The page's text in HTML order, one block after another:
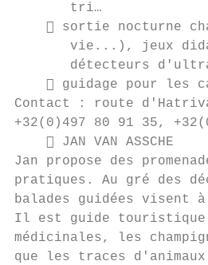
       tri…
 sortie nocturne
vie...), jeux
détecteurs
 guidage pour les
Contact : route
+32(0)497 80 91 35,
     JAN VAN ASSCHE
Jan propose des
pratiques. Au gré des
balades guidées visent
Il est guide touristique
médicinales, les
que les traces